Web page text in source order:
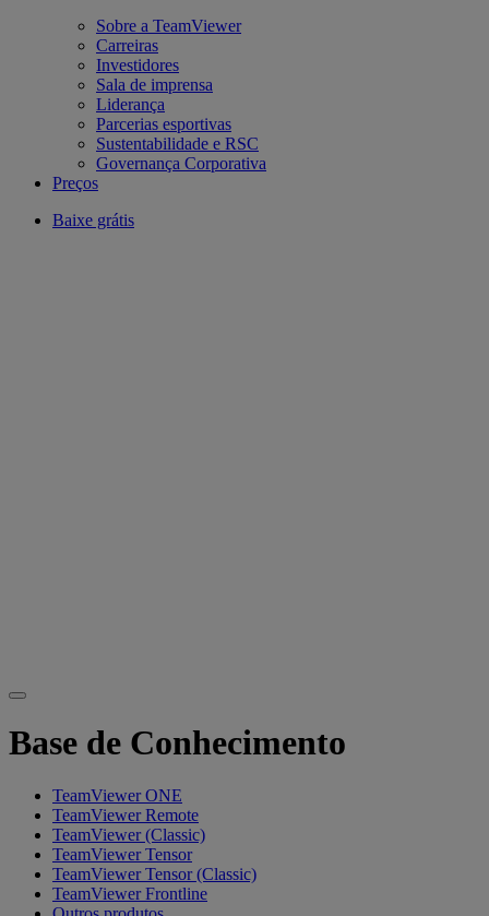
Sobre a TeamViewer
Carreiras
Investidores
Sala de imprensa
Liderança
Parcerias esportivas
Sustentabilidade e RSC
Governança Corporativa
Preços
Baixe grátis
Base de Conhecimento
TeamViewer ONE
TeamViewer Remote
TeamViewer (Classic)
TeamViewer Tensor
TeamViewer Tensor (Classic)
TeamViewer Frontline